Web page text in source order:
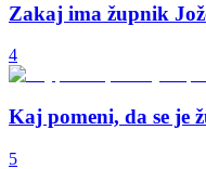
Zakaj ima župnik
4
Kaj pomeni, da se je
5